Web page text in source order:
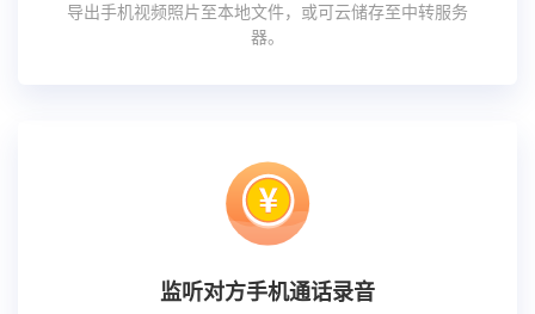
导出手机视频照片至本地文件，或可云储存至中转服务
器。
监听对方手机通话录音